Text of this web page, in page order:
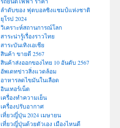
ลำดับของ ฟุตบอลชิงแชมป์แห่งชาติ
ยุโรป 2024
วิเคราะห์สถานการณ์โลก
สาระน่ารู้เรื่องราวไทย
สาระบันเทิงเอเชีย
สินค้า ขายดี 2567
สินค้าส่งออกของไทย 10 อันดับ 2567
อัพเดทข่าวสิ่งแวดล้อม
อาหารลดไขมันในเลือด
อินเทอร์เน็ต
เครื่องทำความเย็น
เครื่องปรับอากาศ
เที่ยวญี่ปุ่น 2024 เมษายน
เที่ยวญี่ปุ่นด้วยตัวเอง เมืองไหนดี